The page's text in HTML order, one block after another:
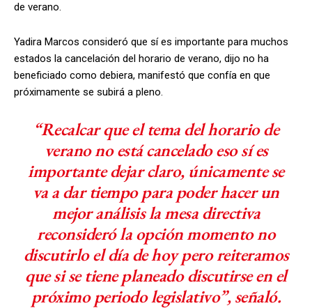
de verano.
Yadira Marcos consideró que sí es importante para muchos
estados la cancelación del horario de verano, dijo no ha
beneficiado como debiera, manifestó que confía en que
próximamente se subirá a pleno.
“Recalcar que el tema del horario de
verano no está cancelado eso sí es
importante dejar claro, únicamente se
va a dar tiempo para poder hacer un
mejor análisis la mesa directiva
reconsideró la opción momento no
discutirlo el día de hoy pero reiteramos
que si se tiene planeado discutirse en el
próximo periodo legislativo”, señaló.